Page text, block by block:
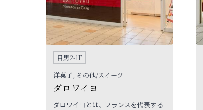
目黒2-1F
洋菓子, その他/スイーツ
ダロワイヨ
ダロワイヨとは、フランスを代表する